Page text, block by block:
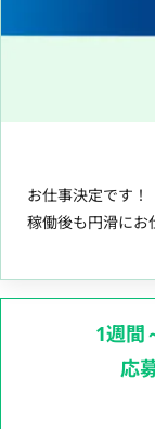
お仕事決定です！
稼働後も円滑にお
1週間
応